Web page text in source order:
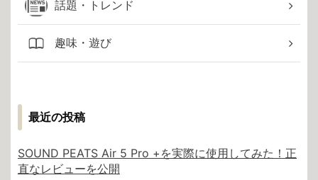
話題・トレンド
趣味・遊び
最近の投稿
SOUND PEATS Air 5 Pro +を実際に使用してみた！正
直なレビューを公開